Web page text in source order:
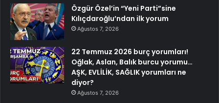
Özgür Özel’in “Yeni Parti”sine
Kılıçdaroğlu’ndan ilk yorum
Ağustos 7, 2026
22 Temmuz 2026 burç yorumları!
Oğlak, Aslan, Balık burcu yorumu…
AŞK, EVLİLİK, SAĞLIK yorumları ne
diyor?
Ağustos 7, 2026